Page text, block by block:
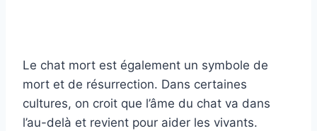
Le chat mort est également un symbole de
mort et de résurrection. Dans certaines
cultures, on croit que l’âme du chat va dans
l’au-delà et revient pour aider les vivants.